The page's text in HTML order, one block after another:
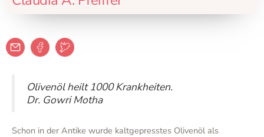
Olivenöl heilt 1000 Krankheiten.
Dr. Gowri Motha
Schon in der Antike wurde kaltgepresstes Olivenöl als